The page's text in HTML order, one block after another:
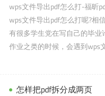
wps文件导出pdf怎么打-福昕
wps文件导出pdf怎么打呢?相
有很多学生党在写自己的毕
作业之类的时候，会遇到wps
怎样把pdf拆分成两页